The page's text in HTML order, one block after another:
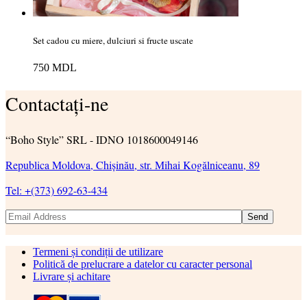
Set cadou cu miere, dulciuri si fructe uscate
750 MDL
Contactați-ne
“Boho Style” SRL - IDNO 1018600049146
Republica Moldova, Chișinău, str. Mihai Kogălniceanu, 89
Tel: +(373) 692-63-434
Send
Termeni și condiții de utilizare
Politică de prelucrare a datelor cu caracter personal
Livrare și achitare